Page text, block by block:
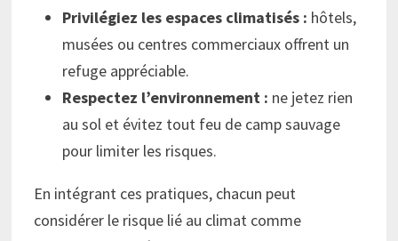
Privilégiez les espaces climatisés : hôtels,
musées ou centres commerciaux offrent un
refuge appréciable.
Respectez l’environnement : ne jetez rien
au sol et évitez tout feu de camp sauvage
pour limiter les risques.
En intégrant ces pratiques, chacun peut
considérer le risque lié au climat comme